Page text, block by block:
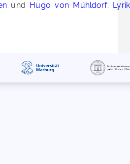
und Hugo von Mühldorf: Lyrik